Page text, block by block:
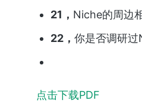
21， Niche的周边
22， 你是否调研过
点击下载PDF